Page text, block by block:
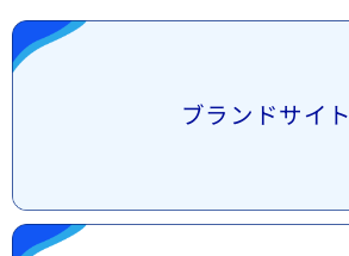
ブランドサイト